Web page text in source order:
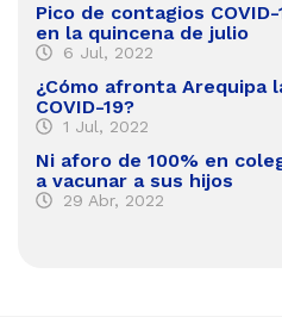
Pico de contagios
en la quincena de julio
6 Jul, 2022
¿Cómo afronta Arequipa
COVID-19?
1 Jul, 2022
Ni aforo de 100% en
a vacunar a sus hijos
29 Abr, 2022